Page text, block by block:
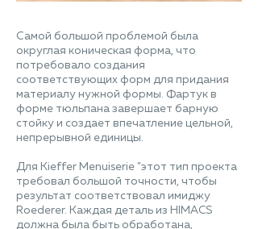
Самой большой проблемой была
округлая коническая форма, что
потребовало создания
соответствующих форм для придания
материалу нужной формы. Фартук в
форме тюльпана завершает барную
стойку и создает впечатление цельной,
непрерывной единицы.
Для Kieffer Menuiserie "этот тип проекта
требовал большой точности, чтобы
результат соответствовал имиджу
Roederer. Каждая деталь из HIMACS
должна была быть обработана,